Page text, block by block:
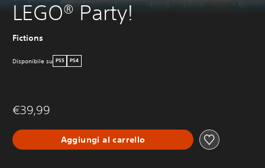
LEGO® Party!
Fictions
Disponibile su PS5 PS4
€39,99
Aggiungi al carrello